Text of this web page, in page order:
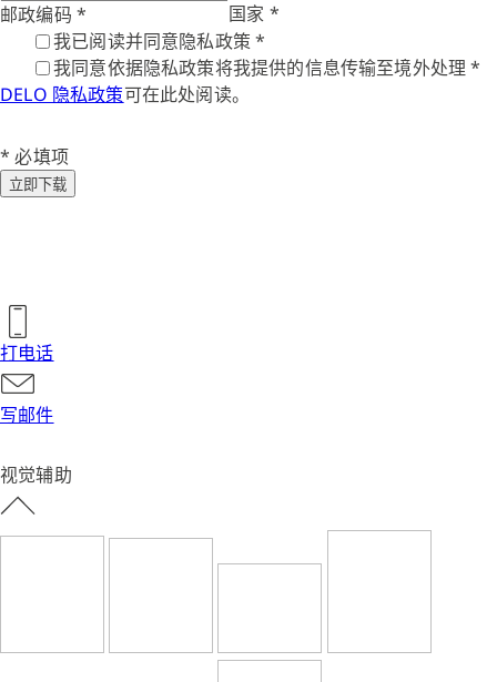
邮政编码 * 国家 *
我已阅读并同意隐私政策*
我同意依据隐私政策将我提供的信息传输至境外处理*
DELO 隐私政策可在此处阅读。
* 必填项
立即下载
打电话
写邮件
视觉辅助